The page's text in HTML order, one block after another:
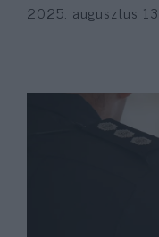
2025. augusztus